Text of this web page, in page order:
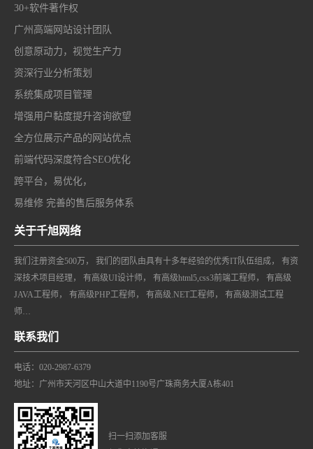
30+软件著作权
广州高端网站设计团队
创意原动力，视觉生产力
资深行业分析策划
系统集成项目管理
增强用户黏度提升咨询欲望
全方位展示产品的网站优点
前端代码深度符合SEO优化
跨平台，易优化，
易维修 完善的售后服务体系
关于千旭网络
我们注册资金500万， 我们的团队由具有十多年经验的优秀IT队伍组成， 有资
深技术项目经理， 有高级UI设计师， 有高级html5,css3前端工程师， 有高级
JAVA工程师， 有高级PHP工程师， 有高级.NET工程师， 有高级测试工程
师…
联系我们
电话：020-2987-6379
地址：广州市天河区中山大道中1190号广珠商务大厦A栋401
扫一扫添加客服